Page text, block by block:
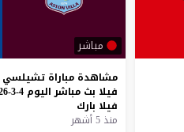
مباشر
مشاهدة مباراة تشيلسي
فيلا بث مباشر اليوم 4-3-2026
فيلا بارك
منذ 5 أشهر